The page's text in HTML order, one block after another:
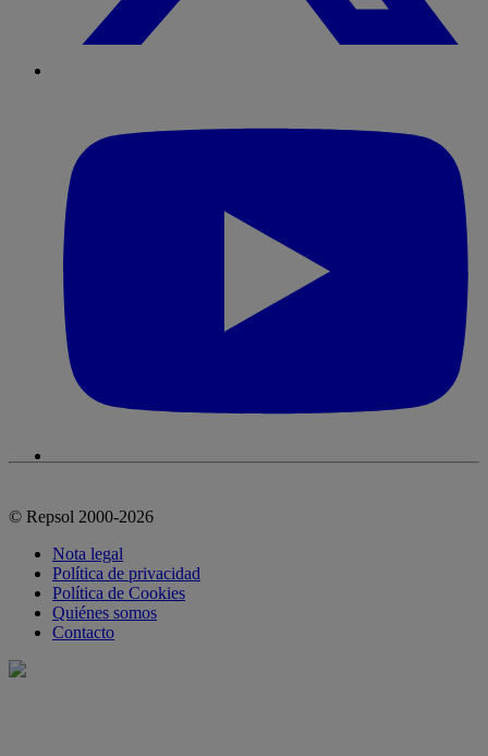
© Repsol 2000-2026
Nota legal
Política de privacidad
Política de Cookies
Quiénes somos
Contacto